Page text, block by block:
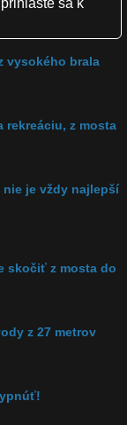
telom uhnúť.
nôh, panvy
mozgu,
dychu, kŕčom
hlavou alebo
zastaví
Odborné
vody patria
miechy, najmä
nehoda,
sa k
vysokého brala
rekreáciu, z mosta
je vždy najlepší
skočiť z mosta do
z 27 metrov